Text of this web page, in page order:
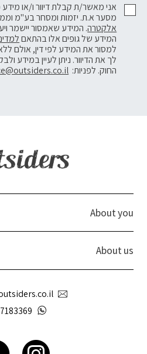
אני מאשר/ת קבלת דיוור ו/או מידע
מסער א.ת. יזמות ומסחר בע"מ
אלקטרה. המידע שאמסור יישמר
המידע של גופים אלו בהתאם
למסור את המידע לפי דין, אולם
לך את הדיוור. ניתן לעיין במידע
החוק. לפניות:
About you
About us